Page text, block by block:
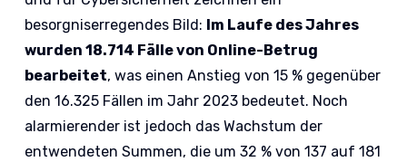
besorgniserregendes Bild: Im Laufe des Jahres
wurden 18.714 Fälle von Online-Betrug
bearbeitet, was einen Anstieg von 15 % gegenüber
den 16.325 Fällen im Jahr 2023 bedeutet. Noch
alarmierender ist jedoch das Wachstum der
entwendeten Summen, die um 32 % von 137 auf 181